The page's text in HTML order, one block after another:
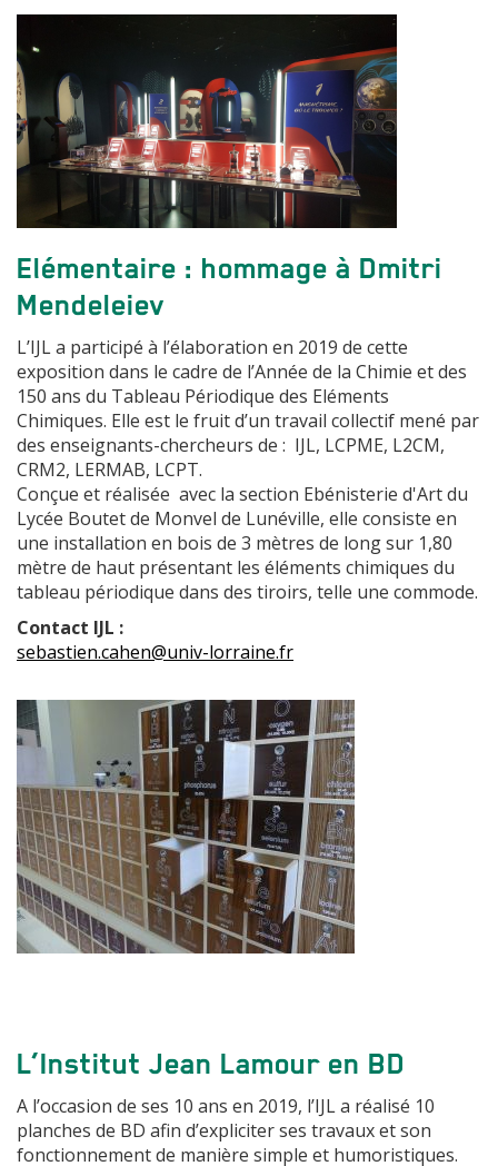
Elémentaire : hommage à Dmitri
Mendeleiev
L’IJL a participé à l’élaboration en 2019 de cette
exposition dans le cadre de l’Année de la Chimie et des
150 ans du Tableau Périodique des Eléments
Chimiques. Elle est le fruit d’un travail collectif mené par
des enseignants-chercheurs de : IJL, LCPME, L2CM,
CRM2, LERMAB, LCPT.
Conçue et réalisée avec la section Ebénisterie d'Art du
Lycée Boutet de Monvel de Lunéville, elle consiste en
une installation en bois de 3 mètres de long sur 1,80
mètre de haut présentant les éléments chimiques du
tableau périodique dans des tiroirs, telle une commode.
Contact IJL :
sebastien.cahen@univ-lorraine.fr
L’Institut Jean Lamour en BD
A l’occasion de ses 10 ans en 2019, l’IJL a réalisé 10
planches de BD afin d’expliciter ses travaux et son
fonctionnement de manière simple et humoristiques.